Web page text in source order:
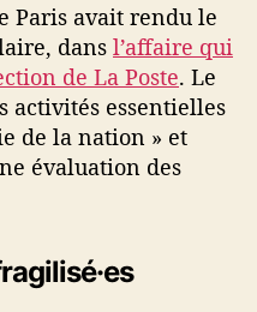
Paris avait rendu le
dans l’affaire qui
de La Poste. Le
activités essentielles
de la nation » et
évaluation des